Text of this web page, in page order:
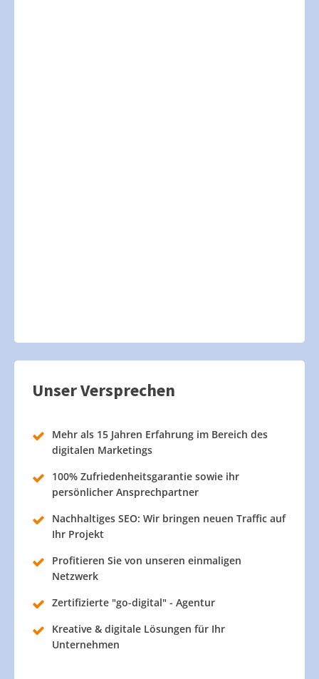
Unser Versprechen
Mehr als 15 Jahren Erfahrung im Bereich des
digitalen Marketings
100% Zufriedenheitsgarantie sowie ihr
persönlicher Ansprechpartner
Nachhaltiges SEO: Wir bringen neuen Traffic auf
Ihr Projekt
Profitieren Sie von unseren einmaligen
Netzwerk
Zertifizierte "go-digital" - Agentur
Kreative & digitale Lösungen für Ihr
Unternehmen